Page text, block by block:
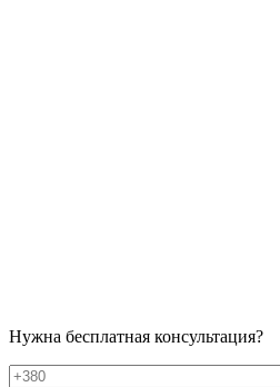
Нужна бесплатная консультация?